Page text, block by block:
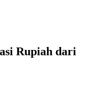
Rupiah dari